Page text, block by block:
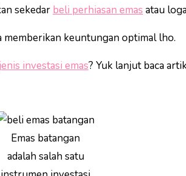
sekedar beli perhiasan emas atau
memberikan keuntungan optimal lho.
investasi emas? Yuk lanjut baca
Emas batangan
adalah salah satu